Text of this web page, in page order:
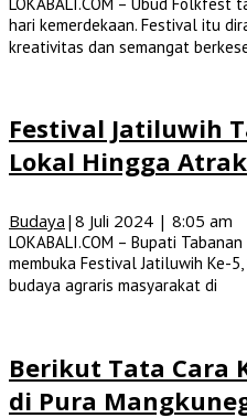
hari kemerdekaan. Festival itu
kreativitas dan semangat
Festival Jatiluwih
Lokal Hingga
Budaya | 8 Juli 2024 | 8:05 am
LOKABALI.COM – Bupati
membuka Festival Jatiluwih Ke-
budaya agraris masyarakat di
Berikut Tata Cara
di Pura